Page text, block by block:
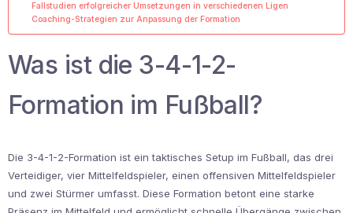
Fallstudien erfolgreicher Umsetzungen in verschiedenen Ligen
Coaching-Strategien zur Anpassung der Formation
Was ist die 3-4-1-2-
Formation im Fußball?
Die 3-4-1-2-Formation ist ein taktisches Setup im Fußball, das drei
Verteidiger, vier Mittelfeldspieler, einen offensiven Mittelfeldspieler
und zwei Stürmer umfasst. Diese Formation betont eine starke